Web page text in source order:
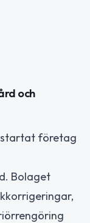
och
företag
Bolaget